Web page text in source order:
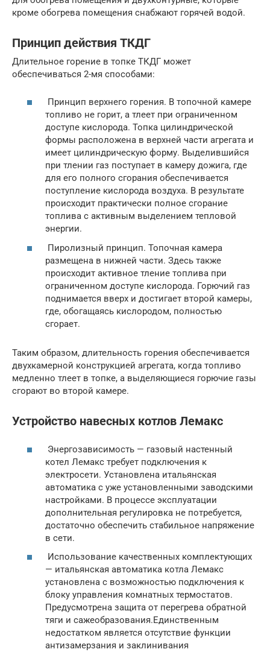
кроме обогрева помещения снабжают горячей водой.
Принцип действия ТКДГ
Длительное горение в топке ТКДГ может
обеспечиваться 2-мя способами:
Принцип верхнего горения. В топочной камере
топливо не горит, а тлеет при ограниченном
доступе кислорода. Топка цилиндрической
формы расположена в верхней части агрегата и
имеет цилиндрическую форму. Выделившийся
при тлении газ поступает в камеру дожига, где
для его полного сгорания обеспечивается
поступление кислорода воздуха. В результате
происходит практически полное сгорание
топлива с активным выделением тепловой
энергии.
Пиролизный принцип. Топочная камера
размещена в нижней части. Здесь также
происходит активное тление топлива при
ограниченном доступе кислорода. Горючий газ
поднимается вверх и достигает второй камеры,
где, обогащаясь кислородом, полностью
сгорает.
Таким образом, длительность горения обеспечивается
двухкамерной конструкцией агрегата, когда топливо
медленно тлеет в топке, а выделяющиеся горючие газы
сгорают во второй камере.
Устройство навесных котлов Лемакс
Энергозависимость — газовый настенный
котел Лемакс требует подключения к
электросети. Установлена итальянская
автоматика с уже установленными заводскими
настройками. В процессе эксплуатации
дополнительная регулировка не потребуется,
достаточно обеспечить стабильное напряжение
в сети.
Использование качественных комплектующих
— итальянская автоматика котла Лемакс
установлена с возможностью подключения к
блоку управления комнатных термостатов.
Предусмотрена защита от перегрева обратной
тяги и сажеобразования.Единственным
недостатком является отсутствие функции
антизамерзания и заклинивания